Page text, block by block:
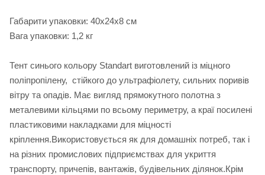
Габарити упаковки: 40х24х8 см
Вага упаковки: 1,2 кг
Тент синього кольору Standart виготовлений із міцного
поліпропілену, стійкого до ультрафіолету, сильних поривів
вітру та опадів. Має вигляд прямокутного полотна з
металевими кільцями по всьому периметру, а краї посилені
пластиковими накладками для міцності
кріплення.Використовується як для домашніх потреб, так і
на різних промислових підприємствах для укриття
транспорту, причепів, вантажів, будівельних ділянок.Крім